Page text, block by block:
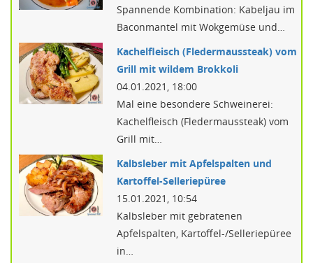
Spannende Kombination: Kabeljau im
Baconmantel mit Wokgemüse und…
Kachelfleisch (Fledermaussteak) vom
Grill mit wildem Brokkoli
04.01.2021, 18:00
Mal eine besondere Schweinerei:
Kachelfleisch (Fledermaussteak) vom
Grill mit…
Kalbsleber mit Apfelspalten und
Kartoffel-Selleriepüree
15.01.2021, 10:54
Kalbsleber mit gebratenen
Apfelspalten, Kartoffel-/Selleriepüree
in…